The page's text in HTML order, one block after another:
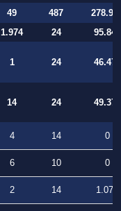
49 487
1.974 24 95.847
1 24 46.470
14 24 49.377
4 14
0
6 10
0
2 14
1.071